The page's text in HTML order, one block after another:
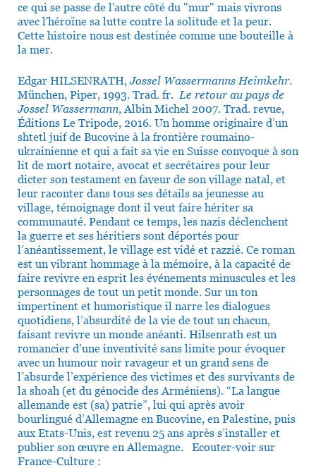
ce qui se passe de l'autre côté du "mur" mais vivrons
avec l'héroïne sa lutte contre la solitude et la peur.
Cette histoire nous est destinée comme une bouteille à
la mer.
Edgar HILSENRATH,Jossel Wassermanns Heimkehr.
München, Piper, 1993. Trad. fr. Le retour au pays de
Jossel Wassermann, Albin Michel 2007. Trad. revue,
Éditions Le Tripode, 2016. Un homme originaire d’un
shtetl juif de Bucovine à la frontière roumaino-
ukrainienne et qui a fait sa vie en Suisse convoque à son
lit de mort notaire, avocat et secrétaires pour leur
dicter son testament en faveur de son village natal, et
leur raconter dans tous ses détails sa jeunesse au
village, témoignage dont il veut faire hériter sa
communauté. Pendant ce temps, les nazis déclenchent
la guerre et ses héritiers sont déportés pour
l’anéantissement, le village est vidé et razzié. Ce roman
est un vibrant hommage à la mémoire, à la capacité de
faire revivre en esprit les événements minuscules et les
personnages de tout un petit monde. Sur un ton
impertinent et humoristique il narre les dialogues
quotidiens, l’absurdité de la vie de tout un chacun,
faisant revivre un monde anéanti. Hilsenrath est un
romancier d’une inventivité sans limite pour évoquer
avec un humour noir ravageur et un grand sens de
l’absurde l’expérience des victimes et des survivants de
la shoah (et du génocide des Arméniens). “La langue
allemande est (sa) patrie”, lui qui après avoir
bourlingué d’Allemagne en Bucovine, en Palestine, puis
aux Etats-Unis, est revenu 25 ans après s’installer et
publier son œuvre en Allemagne. Ecouter-voir sur
France-Culture :